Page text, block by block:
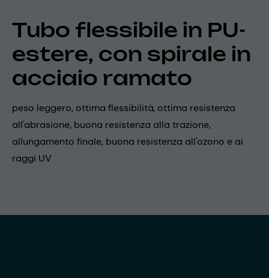
Tubo flessibile in PU-
estere, con spirale in
acciaio ramato
peso leggero, ottima flessibilità, ottima resistenza
all'abrasione, buona resistenza alla trazione,
allungamento finale, buona resistenza all'ozono e ai
raggi UV